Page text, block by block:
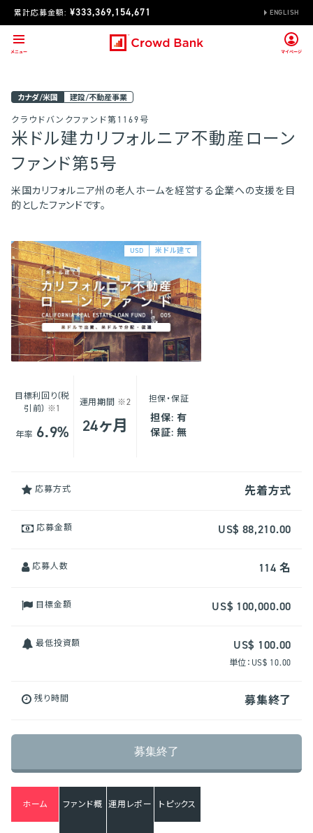
累計応募金額: ¥333,369,154,671 ENGLISH
カナダ/米国 建設/不動産事業
クラウドバンクファンド第1169号
米ドル建カリフォルニア不動産ローン
ファンド第5号
米国カリフォルニア州の老人ホームを経営する企業への支援を目
的としたファンドです。
USD 米ドル建て
目標利回り(税
引前) ※1
年率 6.9%
運用期間 ※2
24ヶ月
担保・保証
担保: 有
保証: 無
応募方式 先着方式
応募金額 US$ 88,210.00
応募人数 114 名
目標金額 US$ 100,000.00
最低投資額 US$ 100.00
単位：US$ 10.00
残り時間 募集終了
募集終了
ホーム ファンド概 運用レポー トピックス